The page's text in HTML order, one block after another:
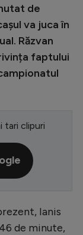
de
va juca în
Răzvan
faptului
tari clipuri
Ianis
de minute,